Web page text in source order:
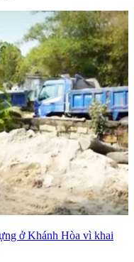
ở Khánh Hòa vì khai